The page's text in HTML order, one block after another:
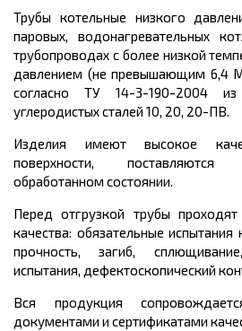
Трубы котельные низкого
паровых, водонагревательных
трубопроводах с более низкой
давлением (не превышающим 6,4
согласно ТУ 14-3-190-2004 из
углеродистых сталей 10, 20, 20-ПВ.
Изделия имеют высокое
поверхности,
обработанном состоянии.
Перед отгрузкой трубы проходят
качества: обязательные испытания
прочность, загиб,
испытания, дефектоскопический
Вся продукция
документами и сертификатами